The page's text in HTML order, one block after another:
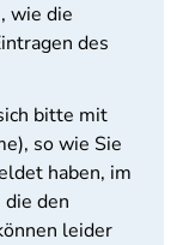
wie die
des
bitte mit
so wie Sie
haben, im
den
leider